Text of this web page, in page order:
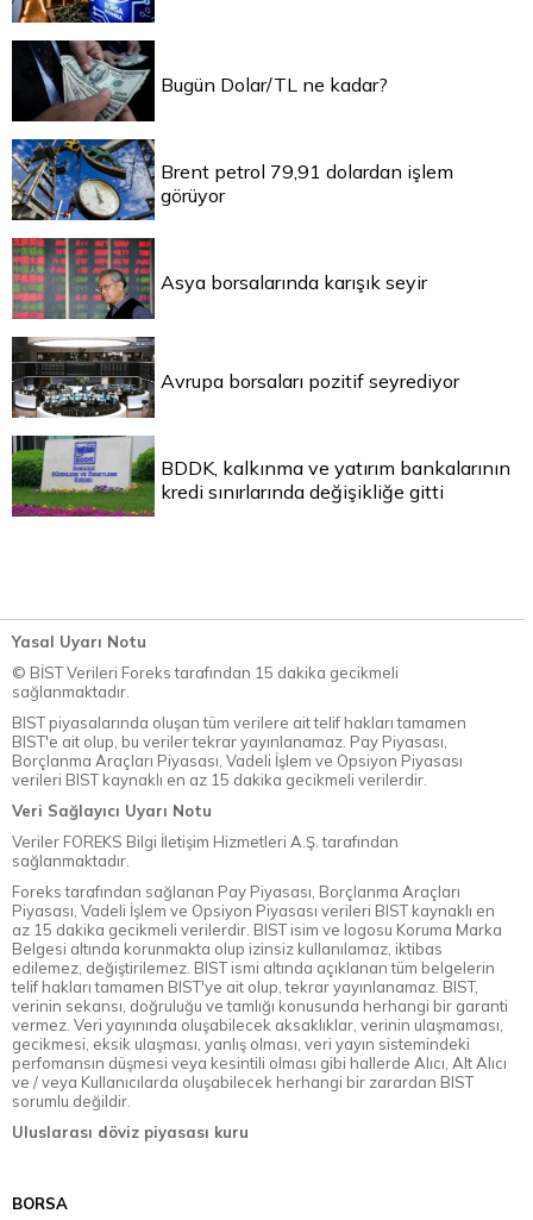
Bugün Dolar/TL ne kadar?
Brent petrol 79,91 dolardan işlem
görüyor
Asya borsalarında karışık seyir
Avrupa borsaları pozitif seyrediyor
BDDK, kalkınma ve yatırım bankalarının
kredi sınırlarında değişikliğe gitti
Yasal Uyarı Notu
© BİST Verileri Foreks tarafından 15 dakika gecikmeli
sağlanmaktadır.
BIST piyasalarında oluşan tüm verilere ait telif hakları tamamen
BIST'e ait olup, bu veriler tekrar yayınlanamaz. Pay Piyasası,
Borçlanma Araçları Piyasası, Vadeli İşlem ve Opsiyon Piyasası
verileri BIST kaynaklı en az 15 dakika gecikmeli verilerdir.
Veri Sağlayıcı Uyarı Notu
Veriler FOREKS Bilgi İletişim Hizmetleri A.Ş. tarafından
sağlanmaktadır.
Foreks tarafından sağlanan Pay Piyasası, Borçlanma Araçları
Piyasası, Vadeli İşlem ve Opsiyon Piyasası verileri BIST kaynaklı en
az 15 dakika gecikmeli verilerdir. BIST isim ve logosu Koruma Marka
Belgesi altında korunmakta olup izinsiz kullanılamaz, iktibas
edilemez, değiştirilemez. BIST ismi altında açıklanan tüm belgelerin
telif hakları tamamen BIST'ye ait olup, tekrar yayınlanamaz. BIST,
verinin sekansı, doğruluğu ve tamlığı konusunda herhangi bir garanti
vermez. Veri yayınında oluşabilecek aksaklıklar, verinin ulaşmaması,
gecikmesi, eksik ulaşması, yanlış olması, veri yayın sistemindeki
perfomansın düşmesi veya kesintili olması gibi hallerde Alıcı, Alt Alıcı
ve / veya Kullanıcılarda oluşabilecek herhangi bir zarardan BIST
sorumlu değildir.
Uluslarası döviz piyasası kuru
BORSA